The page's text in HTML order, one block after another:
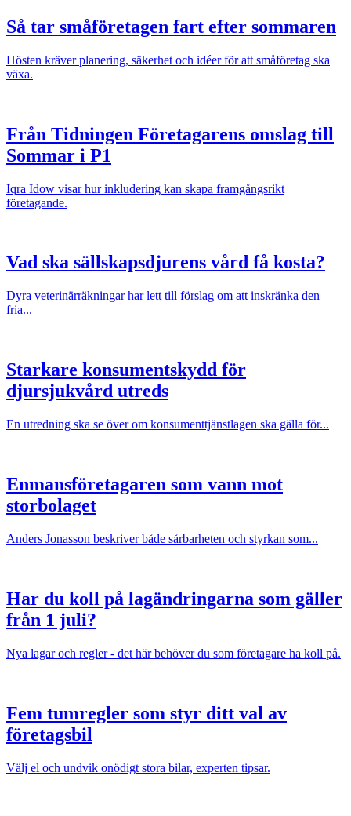
Så tar småföretagen fart efter sommaren
Hösten kräver planering, säkerhet och idéer för att småföretag ska
växa.
Från Tidningen Företagarens omslag till
Sommar i P1
Iqra Idow visar hur inkludering kan skapa framgångsrikt
företagande.
Vad ska sällskapsdjurens vård få kosta?
Dyra veterinärräkningar har lett till förslag om att inskränka den
fria...
Starkare konsumentskydd för
djursjukvård utreds
En utredning ska se över om konsumenttjänstlagen ska gälla för...
Enmansföretagaren som vann mot
storbolaget
Anders Jonasson beskriver både sårbarheten och styrkan som...
Har du koll på lagändringarna som gäller
från 1 juli?
Nya lagar och regler - det här behöver du som företagare ha koll på.
Fem tumregler som styr ditt val av
företagsbil
Välj el och undvik onödigt stora bilar, experten tipsar.